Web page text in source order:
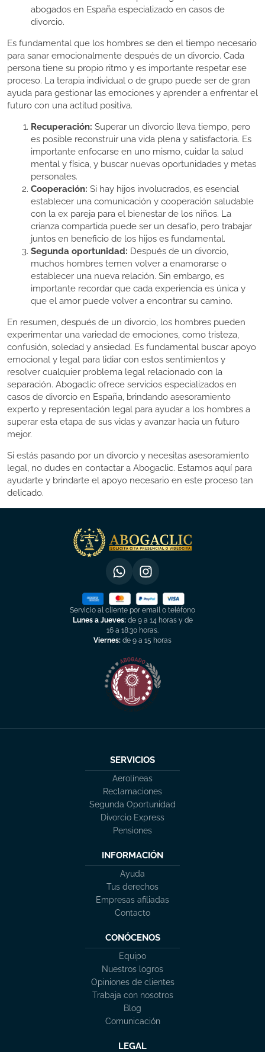
abogados en España especializado en casos de
divorcio.
Es fundamental que los hombres se den el tiempo necesario
para sanar emocionalmente después de un divorcio. Cada
persona tiene su propio ritmo y es importante respetar ese
proceso. La terapia individual o de grupo puede ser de gran
ayuda para gestionar las emociones y aprender a enfrentar el
futuro con una actitud positiva.
Recuperación: Superar un divorcio lleva tiempo, pero
es posible reconstruir una vida plena y satisfactoria. Es
importante enfocarse en uno mismo, cuidar la salud
mental y física, y buscar nuevas oportunidades y metas
personales.
Cooperación: Si hay hijos involucrados, es esencial
establecer una comunicación y cooperación saludable
con la ex pareja para el bienestar de los niños. La
crianza compartida puede ser un desafío, pero trabajar
juntos en beneficio de los hijos es fundamental.
Segunda oportunidad: Después de un divorcio,
muchos hombres temen volver a enamorarse o
establecer una nueva relación. Sin embargo, es
importante recordar que cada experiencia es única y
que el amor puede volver a encontrar su camino.
En resumen, después de un divorcio, los hombres pueden
experimentar una variedad de emociones, como tristeza,
confusión, soledad y ansiedad. Es fundamental buscar apoyo
emocional y legal para lidiar con estos sentimientos y
resolver cualquier problema legal relacionado con la
separación. Abogaclic ofrece servicios especializados en
casos de divorcio en España, brindando asesoramiento
experto y representación legal para ayudar a los hombres a
superar esta etapa de sus vidas y avanzar hacia un futuro
mejor.
Si estás pasando por un divorcio y necesitas asesoramiento
legal, no dudes en contactar a Abogaclic. Estamos aquí para
ayudarte y brindarte el apoyo necesario en este proceso tan
delicado.
Servicio al cliente por email o teléfono
Lunes a Jueves:de 9 a 14 horas y de
16 a 18:30 horas.
Viernes: de 9 a 15 horas
SERVICIOS
Aerolíneas
Reclamaciones
Segunda Oportunidad
Divorcio Express
Pensiones
INFORMACIÓN
Ayuda
Tus derechos
Empresas afiliadas
Contacto
CONÓCENOS
Equipo
Nuestros logros
Opiniones de clientes
Trabaja con nosotros
Blog
Comunicación
LEGAL